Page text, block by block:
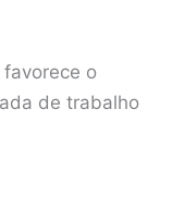
o
de trabalho